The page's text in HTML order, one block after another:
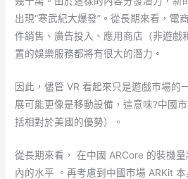
出現“寒武紀大爆發”。從長期來看，電
件銷售、廣告投入、應用商店（非遊戲
置的娛樂服務都將有很大的潛力。
因此，儘管 VR 看起來只是遊戲市場的
展可能更像是移動設備，這意味?中國
括相對於美國的優勢）。
從長期來看， 在中國 ARCore 的裝機
內的水平 。再考慮到中國市場 ARKit